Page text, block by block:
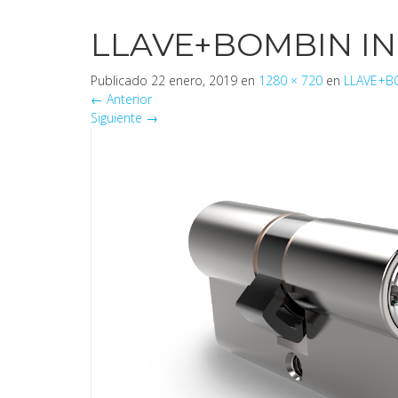
LLAVE+BOMBIN
Publicado 22 enero, 2019 en 1280 × 720 en
← Anterior
Siguiente →